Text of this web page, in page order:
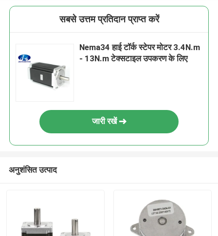
सबसे उत्तम प्रतिदान प्राप्त करें
Nema34 हाई टॉर्क स्टेपर मोटर 3.4N.m
- 13N.m टेक्सटाइल उपकरण के लिए
जारी रखें
अनुशंसित उत्पाद